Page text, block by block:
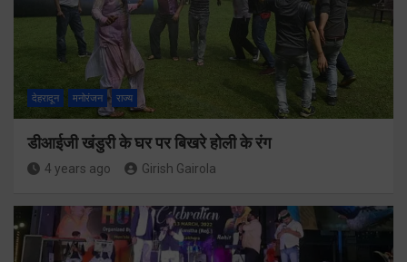
देहरादून मनोरंजन राज्य
डीआईजी खंडुरी के घर पर बिखरे होली के रंग
4 years ago Girish Gairola